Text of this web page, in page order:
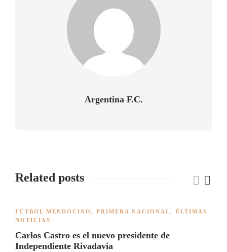
Argentina F.C.
Related posts
FÚTBOL MENDOCINO , PRIMERA NACIONAL, ÚLTIMAS
NOTICIAS
Carlos Castro es el nuevo presidente de
Independiente Rivadavia